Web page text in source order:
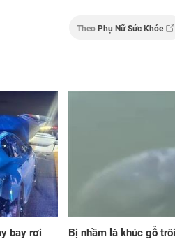
TheoPhụ Nữ Sức Khỏe
bay rơi
Bị nhầm là khúc gỗ